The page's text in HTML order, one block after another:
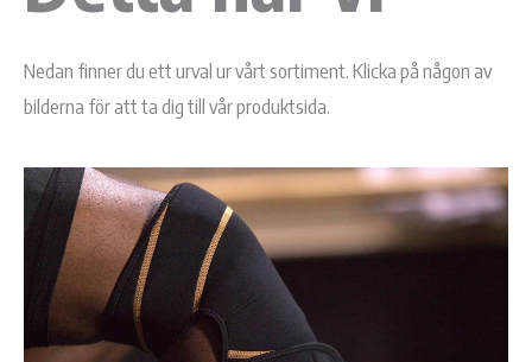
Nedan finner du ett urval ur vårt sortiment. Klicka på någon av
bilderna för att ta dig till vår produktsida.